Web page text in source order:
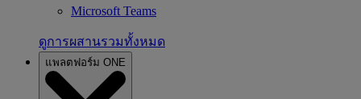
Microsoft Teams
ดูการผสานรวมทั้งหมด
แพลตฟอร์ม ONE